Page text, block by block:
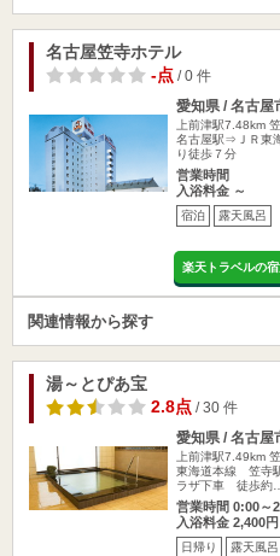
名古屋笠寺ホテル
-点/ 0 件
愛知県 / 名古屋
上前津駅7.48km
名古屋駅⇒ＪＲ東
り徒歩７分
営業時間
入浴料金 ～
宿泊 露天風呂
楽天トラベルの
関連情報から探す
湯～とぴあ宝
2.8点/ 30 件
愛知県 / 名古屋
上前津駅7.49km
東海道本線 笠寺
ラザ下車 徒歩約…
営業時間 0:00～
入浴料金 2,400円
日帰り 露天風呂